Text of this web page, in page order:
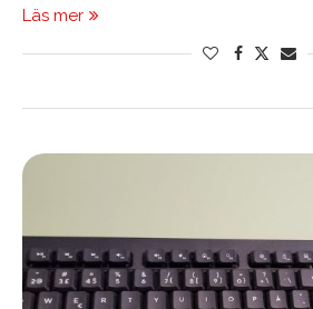
Läs mer